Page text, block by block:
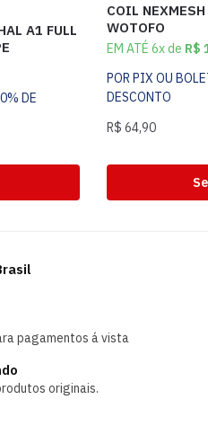
A1 FULL
DE
COIL
WOTOFO
EM ATÉ 6x de R$
POR PIX OU
DESCONTO
R$ 64,90
pagamentos á vista
originais.